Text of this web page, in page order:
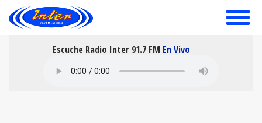
toggle
Escuche Radio Inter 91.7 FM En Vivo